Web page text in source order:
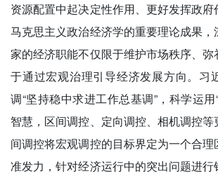
资源配置中起决定性作用、更好发挥政
马克思主义政治经济学的重要理论成果
家的经济职能不仅限于维护市场秩序、
于通过宏观治理引导经济发展方向。习
调“坚持稳中求进工作总基调”，科学运
智慧，区间调控、定向调控、相机调控
间调控将宏观调控的目标界定为一个合
准发力，针对经济运行中的突出问题进